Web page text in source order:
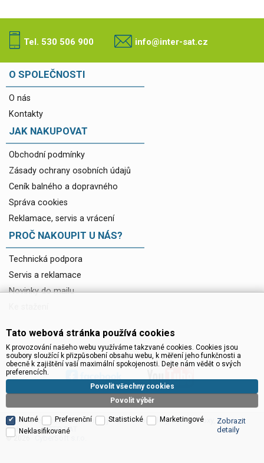
Tel. 530 506 900 info@inter-sat.cz
O SPOLEČNOSTI
O nás
Kontakty
JAK NAKUPOVAT
Obchodní podmínky
Zásady ochrany osobních údajů
Ceník balného a dopravného
Správa cookies
Reklamace, servis a vrácení
PROČ NAKOUPIT U NÁS?
Technická podpora
Servis a reklamace
Novinky do mailu
Satelitní technika - satelitní přijímače a komplety, set top boxy, dvb-t
technika :: INTER SAT
© 2026
Tato webová stránka používá cookies
K provozování našeho webu využíváme takzvané cookies. Cookies jsou
soubory sloužící k přizpůsobení obsahu webu, k měření jeho funkčnosti a
obecně k zajištění vaší maximální spokojenosti. Dejte nám vědět o svých
preferencích.
Povolit výběr
Povolit všechny cookies
Nutné Preferenční Statistické
Marketingové
Neklasifikované
Zobrazit
detaily